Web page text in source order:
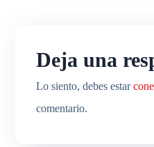
Deja una
Lo siento, debes estar
comentario.